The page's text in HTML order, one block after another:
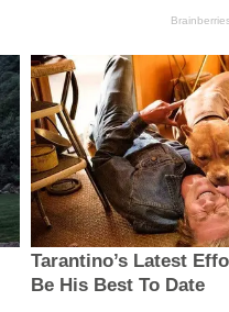
Tarantino’s Latest
Be His Best To Date